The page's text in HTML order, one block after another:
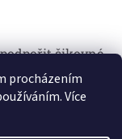
procházením
Více
šikovné